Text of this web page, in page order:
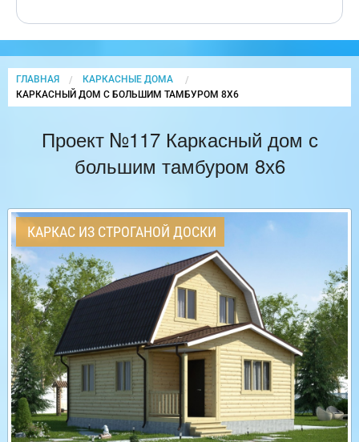
ГЛАВНАЯ
КАРКАСНЫЕ ДОМА
CURRENT:
КАРКАСНЫЙ ДОМ С БОЛЬШИМ ТАМБУРОМ 8Х6
Проект №117 Каркасный дом с
большим тамбуром 8х6
КАРКАС ИЗ СТРОГАНОЙ ДОСКИ